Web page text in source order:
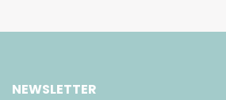
NEWSLETTER